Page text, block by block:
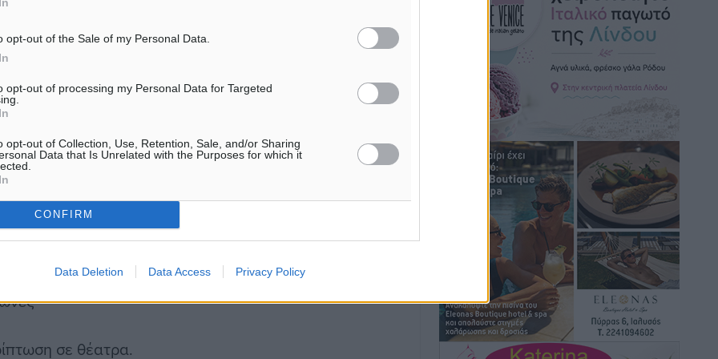
opt-out of the Sale of my Personal Data.
opt-out of processing my Personal Data for Targeted
opt-out of Collection, Use, Retention, Sale, and/or Sharing
Data that Is Unrelated with the Purposes for which it
CONFIRM
Data Deletion Data Access Privacy Policy
και τέταρτου
προϋποθέσεις
σε θέατρα.
Τοπικές Ειδήσεις πριν 12 ώρες
Iατρικός Σύλλογος Ροδου προς Α.
Γεωργιάδη: Στρατηγικές Προτάσεις για
την Ενίσχυση της Δημόσιας Υγείας στη
Νησιωτική Ελλάδα και στα
Τοπικές Ειδήσεις• πριν 12 ώρες
Πάνθηρες: Ξεκίνησαν αισιόδοξοι για
την παρθενική “πτήση” τους
Αθλητικά• πριν 12 ώρες
Άρης Αρχαγγέλου: Στο πλευρό του
άτυχου Ιάκωβου Θωμά
Αθλητικά• πριν 12 ώρες